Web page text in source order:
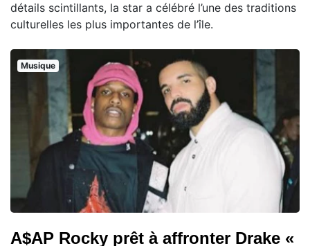
détails scintillants, la star a célébré l’une des traditions
culturelles les plus importantes de l’île.
Musique
A$AP Rocky prêt à affronter Drake «